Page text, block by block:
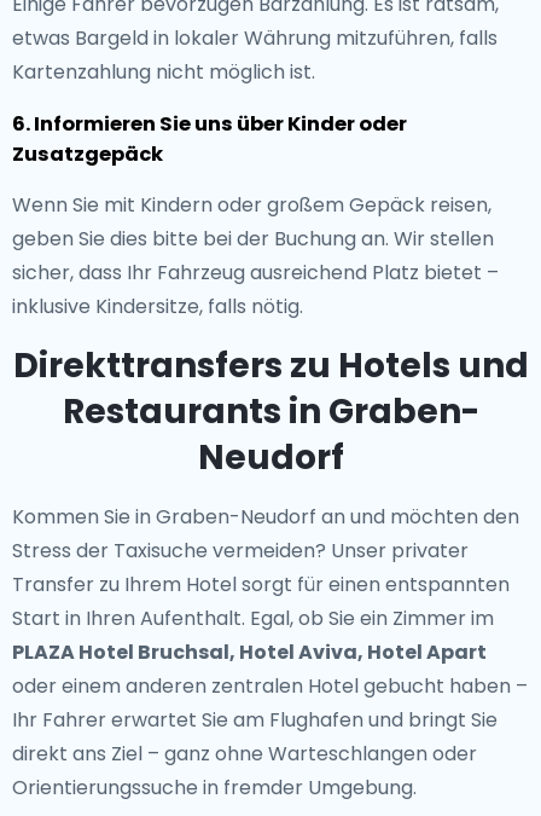
etwas Bargeld in lokaler Währung mitzuführen, falls
Kartenzahlung nicht möglich ist.
6. Informieren Sie uns über Kinder oder
Zusatzgepäck
Wenn Sie mit Kindern oder großem Gepäck reisen,
geben Sie dies bitte bei der Buchung an. Wir stellen
sicher, dass Ihr Fahrzeug ausreichend Platz bietet –
inklusive Kindersitze, falls nötig.
Direkttransfers zu Hotels und
Restaurants in Graben-
Neudorf
Kommen Sie in Graben-Neudorf an und möchten den
Stress der Taxisuche vermeiden? Unser privater
Transfer zu Ihrem Hotelsorgt für einen entspannten
Start in Ihren Aufenthalt. Egal, ob Sie ein Zimmer im
PLAZA Hotel Bruchsal, Hotel Aviva, Hotel Apart
oder einem anderen zentralen Hotel gebucht haben –
Ihr Fahrer erwartet Sie am Flughafen und bringt Sie
direkt ans Ziel – ganz ohne Warteschlangen oder
Orientierungssuche in fremder Umgebung.